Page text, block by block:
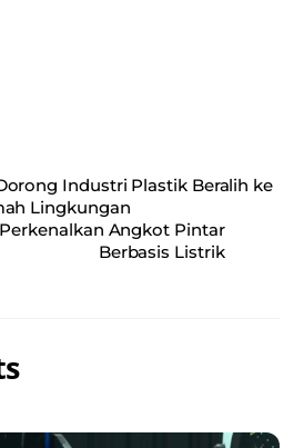
Industri Plastik Beralih ke
Lingkungan
Angkot Pintar
Berbasis Listrik